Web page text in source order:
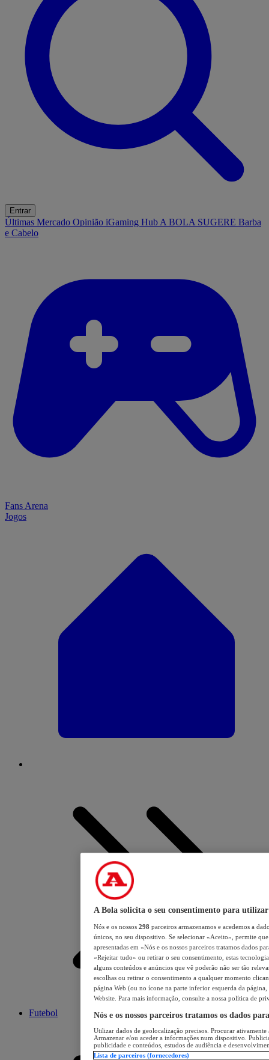
Entrar
Últimas Mercado Opinião iGaming Hub A BOLA SUGERE Barba
e Cabelo
Fans Arena
Jogos
Futebol
A Bola solicita o seu consentimento para utilizar
Nós e os nossos 298 parceiros armazenamos e acedemos a
únicos, no seu dispositivo. Se selecionar «Aceito», permite
apresentadas em «Nós e os nossos parceiros tratamos dados
«Rejeitar tudo» ou retirar o seu consentimento, estas
alguns conteúdos e anúncios que vê poderão não ser tão
escolhas ou retirar o consentimento a qualquer momento
página Web (ou no ícone na parte inferior esquerda da página,
Website. Para mais informação, consulte a nossa política de
Nós e os nossos parceiros tratamos os dados
Utilizar dados de geolocalização precisos. Procurar
Armazenar e/ou aceder a informações num dispositivo.
publicidade e conteúdos, estudos de audiência e
Lista de parceiros (fornecedores)